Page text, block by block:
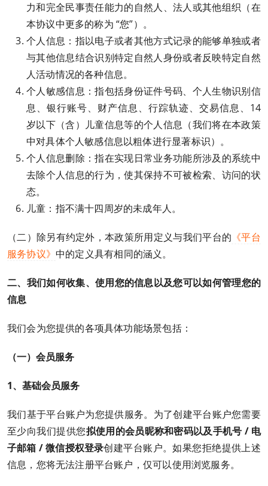
力和完全民事责任能力的自然人、法人或其他组织（在
本协议中更多的称为 “您”）。
个人信息：指以电子或者其他方式记录的能够单独或者
与其他信息结合识别特定自然人身份或者反映特定自然
人活动情况的各种信息。
个人敏感信息：指包括身份证件号码、个人生物识别信
息、银行账号、财产信息、行踪轨迹、交易信息、14
岁以下（含）儿童信息等的个人信息（我们将在本政策
中对具体个人敏感信息以粗体进行显著标识）。
个人信息删除：指在实现日常业务功能所涉及的系统中
去除个人信息的行为，使其保持不可被检索、访问的状
态。
儿童：指不满十四周岁的未成年人。
（二）除另有约定外，本政策所用定义与我们平台的 《平台
服务协议》中的定义具有相同的涵义。
二、 我们如何收集、使用您的信息以及您可以如何管理您的
信息
我们会为您提供的各项具体功能场景包括：
（一）会员服务
1、 基础会员服务
我们基于平台账户为您提供服务。为了创建平台账户您需要
至少向我们提供您拟使用的会员昵称和密码以及手机号 / 电
子邮箱 / 微信授权登录创建平台账户。如果您拒绝提供上述
信息，您将无法注册平台账户，仅可以使用浏览服务。